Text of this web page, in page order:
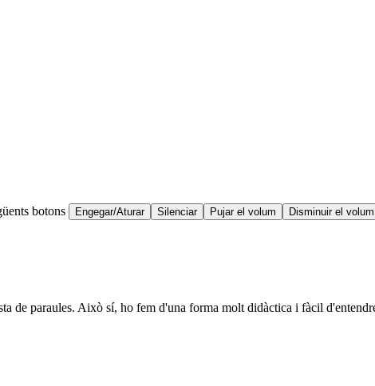
botons Engegar/Aturar Silenciar Pujar el volum Disminuir el volum
de paraules. Això sí, ho fem d'una forma molt didàctica i fàcil